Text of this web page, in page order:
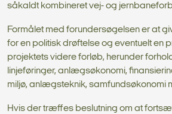
såkaldt kombineret vej- og
Formålet med forundersøgelsen er at
for en politisk drøftelse og eventuelt en
projektets videre forløb, herunder
linjeføringer, anlægsøkonomi,
miljø, anlægsteknik, samfundsøkonomi
Hvis der træffes beslutning om at